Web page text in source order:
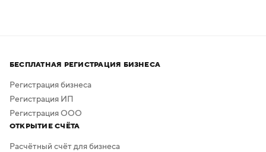
а скачать результат можно бесплатно в высоком
качестве. Дополнительная обработка не нужна —
в сервисе предусмотрено скачивание логотипа без
фона.
БЕСПЛАТНАЯ РЕГИСТРАЦИЯ БИЗНЕСА
Регистрация бизнеса
Регистрация ИП
Регистрация ООО
ОТКРЫТИЕ СЧЁТА
Расчётный счёт для бизнеса